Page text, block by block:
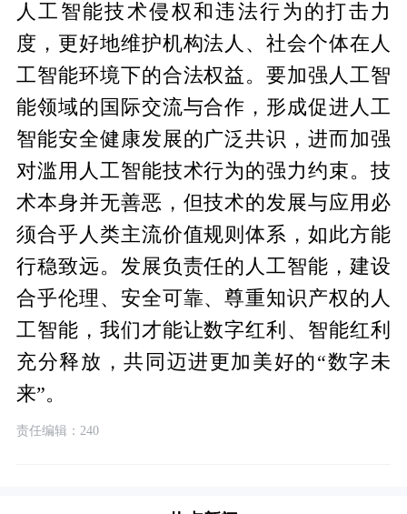
人工智能技术侵权和违法行为的打击力
度，更好地维护机构法人、社会个体在人
工智能环境下的合法权益。要加强人工智
能领域的国际交流与合作，形成促进人工
智能安全健康发展的广泛共识，进而加强
对滥用人工智能技术行为的强力约束。技
术本身并无善恶，但技术的发展与应用必
须合乎人类主流价值规则体系，如此方能
行稳致远。发展负责任的人工智能，建设
合乎伦理、安全可靠、尊重知识产权的人
工智能，我们才能让数字红利、智能红利
充分释放，共同迈进更加美好的“数字未
来”。
责任编辑：240